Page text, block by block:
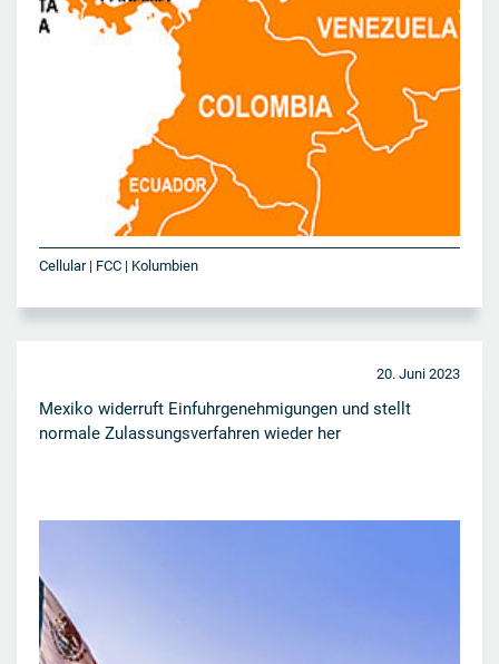
Cellular | FCC | Kolumbien
20. Juni 2023
Mexiko widerruft Einfuhrgenehmigungen und stellt
normale Zulassungsverfahren wieder her